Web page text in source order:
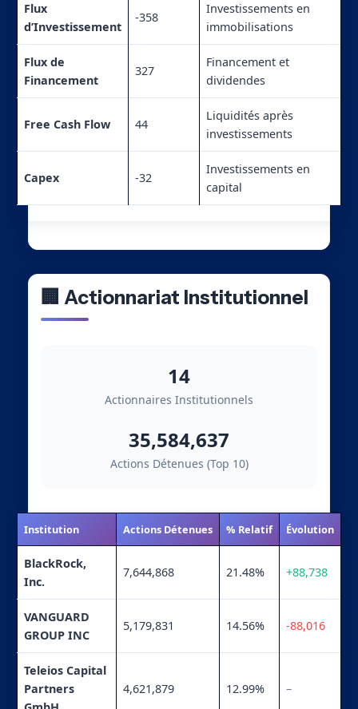
Flux
d’Investissement
-358
Investissements en
immobilisations
Flux de
Financement
327
Financement et
dividendes
Free Cash Flow 44
Liquidités après
investissements
Capex -32
Investissements en
capital
🏢 Actionnariat Institutionnel
14
Actionnaires Institutionnels
35,584,637
Actions Détenues (Top 10)
Institution Actions Détenues % Relatif Évolution
BlackRock,
Inc.
7,644,868 21.48% +88,738
VANGUARD
GROUP INC
5,179,831 14.56% -88,016
Teleios Capital
Partners
4,621,879 12.99% –